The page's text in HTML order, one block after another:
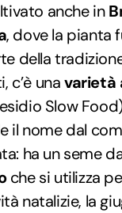
anche in
, dove la pianta
della
c’è unavarietà
Slow
il nome dal
ha un seme
che si utilizza
natalizie, la